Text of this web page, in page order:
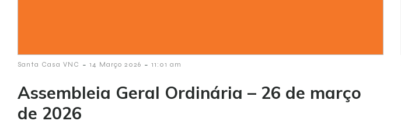
Santa Casa VNC - 14 Março 2026 - 11:01 am
Assembleia Geral Ordinária – 26 de março
de 2026